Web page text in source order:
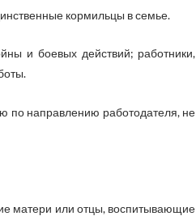
кормильцы в семье.
и боевых действий; работники,
по направлению работодателя, не
матери или отцы, воспитывающие